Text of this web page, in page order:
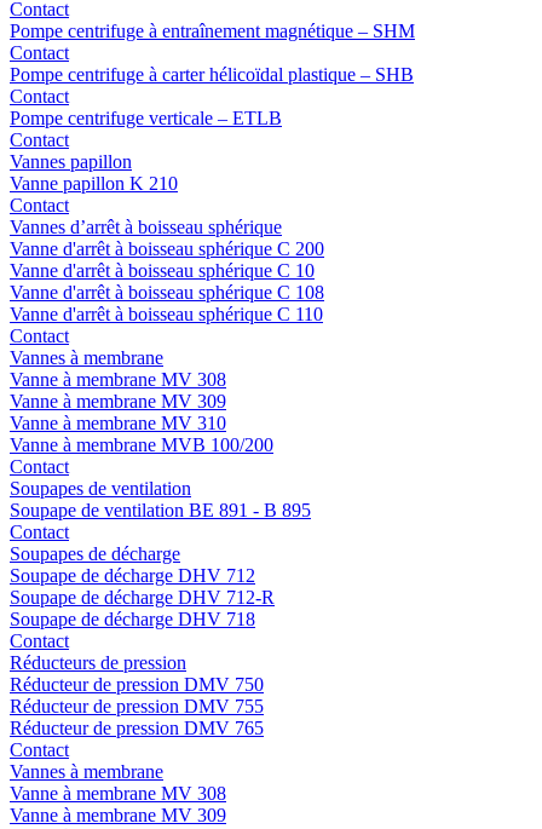
Contact
Pompe centrifuge à entraînement magnétique – SHM
Contact
Pompe centrifuge à carter hélicoïdal plastique – SHB
Contact
Pompe centrifuge verticale – ETLB
Contact
Vannes papillon
Vanne papillon K 210
Contact
Vannes d’arrêt à boisseau sphérique
Vanne d'arrêt à boisseau sphérique C 200
Vanne d'arrêt à boisseau sphérique C 10
Vanne d'arrêt à boisseau sphérique C 108
Vanne d'arrêt à boisseau sphérique C 110
Contact
Vannes à membrane
Vanne à membrane MV 308
Vanne à membrane MV 309
Vanne à membrane MV 310
Vanne à membrane MVB 100/200
Contact
Soupapes de ventilation
Soupape de ventilation BE 891 - B 895
Contact
Soupapes de décharge
Soupape de décharge DHV 712
Soupape de décharge DHV 712-R
Soupape de décharge DHV 718
Contact
Réducteurs de pression
Réducteur de pression DMV 750
Réducteur de pression DMV 755
Réducteur de pression DMV 765
Contact
Vannes à membrane
Vanne à membrane MV 308
Vanne à membrane MV 309